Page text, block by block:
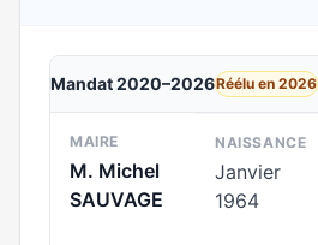
Mandat 2020–2026Réélu en 2026
MAIRE
M. Michel
SAUVAGE
NAISSANCE
Janvier
1964